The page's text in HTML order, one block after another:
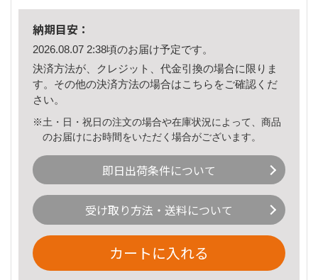
納期目安：
2026.08.07 2:38頃のお届け予定です。
決済方法が、クレジット、代金引換の場合に限りま
す。その他の決済方法の場合はこちら をご確認くだ
さい。
※土・日・祝日の注文の場合や在庫状況によって、商品
のお届けにお時間をいただく場合がございます。
即日出荷条件について
受け取り方法・送料について
カートに入れる